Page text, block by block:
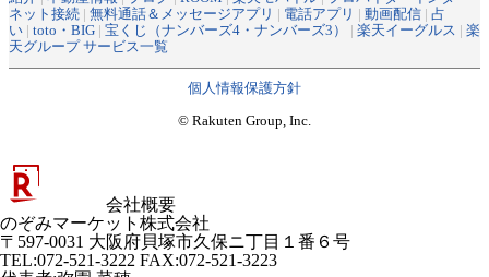
ネット接続 | 無料通話＆メッセージアプリ | 電話アプリ | 動画配信 | 占
い | toto・BIG | 宝くじ（ナンバーズ4・ナンバーズ3） | 楽天イーグルス | 楽
天グループ サービス一覧
個人情報保護方針
© Rakuten Group, Inc.
会社概要
のぞみマーケット株式会社
〒597-0031 大阪府貝塚市久保ニ丁目１番６号
TEL:072-521-3222 FAX:072-521-3223